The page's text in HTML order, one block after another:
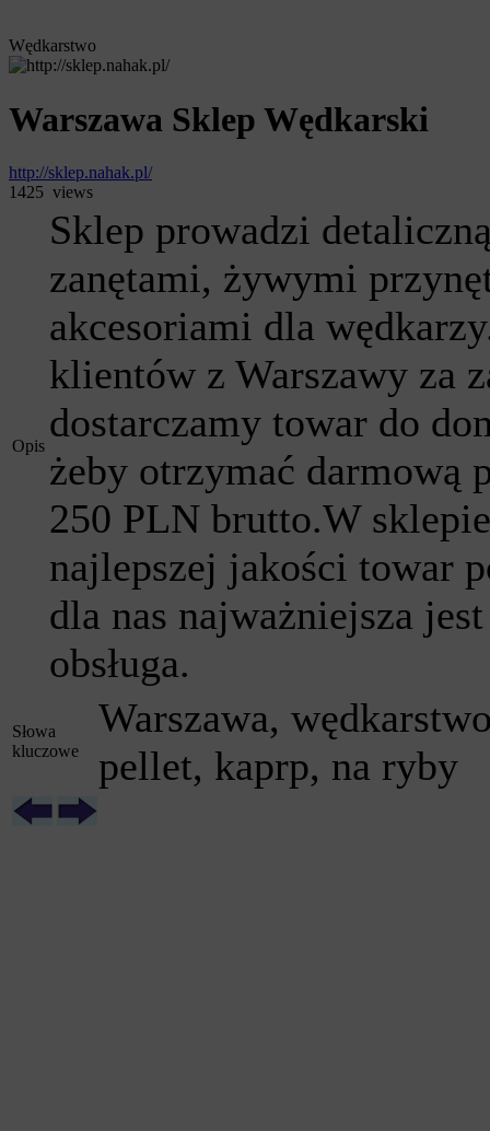
Wędkarstwo
Warszawa Sklep Wędkarski
http://sklep.nahak.pl/
1425 views
Opis
Sklep prowadzi
zanętami, żywymi
akcesoriami dla
klientów z Warszawy za
dostarczamy towar do
żeby otrzymać darmową
250 PLN brutto.W
najlepszej jakości towar
dla nas najważniejsza
obsługa.
Słowa
kluczowe
Warszawa,
pellet, kaprp, na ryby